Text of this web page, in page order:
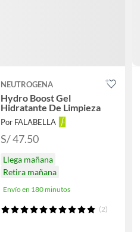
NEUTROGENA
Hydro Boost Gel
Hidratante De Limpieza
Por FALABELLA
S/ 47.50
Llega mañana
Retira mañana
Envío en 180 minutos
(2)